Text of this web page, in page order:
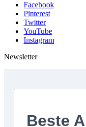
Facebook
Pinterest
Twitter
YouTube
Instagram
Newsletter